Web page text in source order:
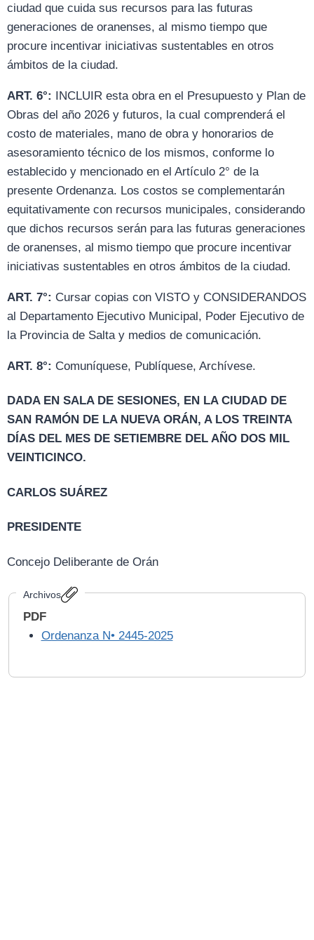
ciudad que cuida sus recursos para las futuras
generaciones de oranenses, al mismo tiempo que
procure incentivar iniciativas sustentables en otros
ámbitos de la ciudad.
ART. 6°: INCLUIR esta obra en el Presupuesto y Plan de
Obras del año 2026 y futuros, la cual comprenderá el
costo de materiales, mano de obra y honorarios de
asesoramiento técnico de los mismos, conforme lo
establecido y mencionado en el Artículo 2° de la
presente Ordenanza. Los costos se complementarán
equitativamente con recursos municipales, considerando
que dichos recursos serán para las futuras generaciones
de oranenses, al mismo tiempo que procure incentivar
iniciativas sustentables en otros ámbitos de la ciudad.
ART. 7°: Cursar copias con VISTO y CONSIDERANDOS
al Departamento Ejecutivo Municipal, Poder Ejecutivo de
la Provincia de Salta y medios de comunicación.
ART. 8°: Comuníquese, Publíquese, Archívese.
DADA EN SALA DE SESIONES, EN LA CIUDAD DE
SAN RAMÓN DE LA NUEVA ORÁN, A LOS TREINTA
DÍAS DEL MES DE SETIEMBRE DEL AÑO DOS MIL
VEINTICINCO.
CARLOS SUÁREZ
PRESIDENTE
Concejo Deliberante de Orán
Archivos
PDF
Ordenanza N• 2445-2025